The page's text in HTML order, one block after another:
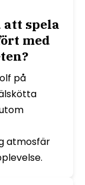
spela
med
på
atmosfär